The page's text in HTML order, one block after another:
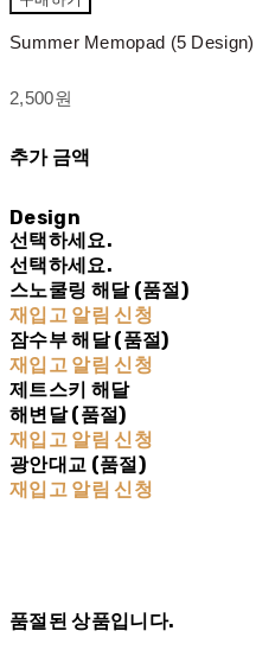
Summer Memopad (5 Design)
2,500원
추가 금액
Design
선택하세요.
선택하세요.
스노쿨링 해달 (품절)
재입고 알림 신청
잠수부 해달 (품절)
재입고 알림 신청
제트스키 해달
해변달 (품절)
재입고 알림 신청
광안대교 (품절)
재입고 알림 신청
품절된 상품입니다.